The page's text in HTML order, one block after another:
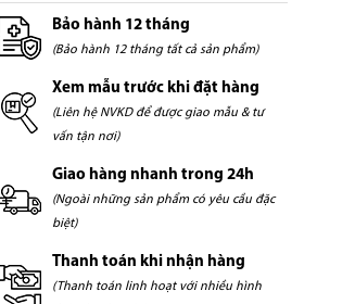
Bảo hành 12 tháng
(Bảo hành 12 tháng tất cả sản phẩm)
Xem mẫu trước khi đặt hàng
(Liên hệ NVKD để được giao mẫu & tư
vấn tận nơi)
Giao hàng nhanh trong 24h
(Ngoài những sản phẩm có yêu cầu đặc
biệt)
Thanh toán khi nhận hàng
(Thanh toán linh hoạt với nhiều hình